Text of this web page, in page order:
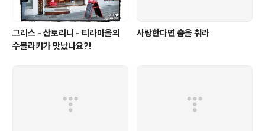
그리스 - 산토리니 - 티라마을의
수블라키가 맛났나요?!
사랑한다면 춤을 춰라